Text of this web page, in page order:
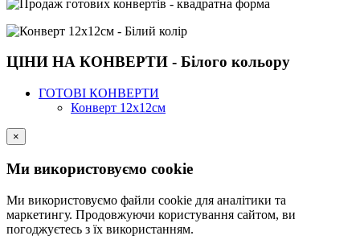
ЦІНИ НА КОНВЕРТИ - Білого кольору
ГОТОВІ КОНВЕРТИ
Конверт 12х12см
×
Ми використовуємо cookie
Ми використовуємо файли cookie для аналітики та
маркетингу. Продовжуючи користування сайтом, ви
погоджуєтесь з їх використанням.